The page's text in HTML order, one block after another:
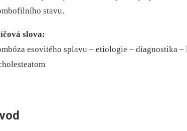
stavu.
slova:
esovitého splavu –⁠ etiologie –⁠ diagnostika